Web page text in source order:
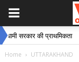
की प्राथमिकता »
Home UTTARAKHAND